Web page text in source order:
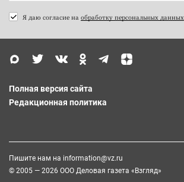
Я даю согласие на обработку персональных данных
Полная версия сайта
Редакционная политика
Пишите нам на information@vz.ru
© 2005 — 2026 ООО Деловая газета «Взгляд»